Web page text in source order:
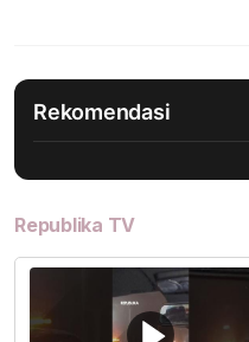
Rekomendasi
Republika TV